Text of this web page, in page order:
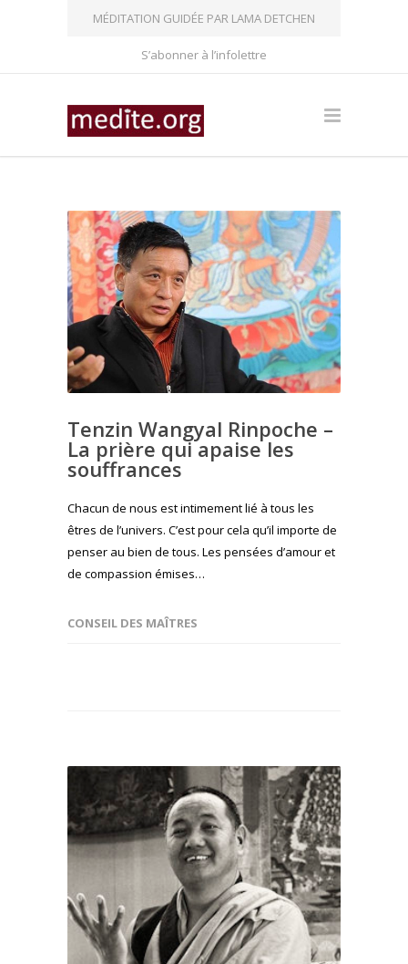
MÉDITATION GUIDÉE PAR LAMA DETCHEN
S’abonner à l’infolettre
Tenzin Wangyal Rinpoche –
La prière qui apaise les
souffrances
Chacun de nous est intimement lié à tous les
êtres de l’univers. C’est pour cela qu’il importe de
penser au bien de tous. Les pensées d’amour et
de compassion émises…
CONSEIL DES MAÎTRES